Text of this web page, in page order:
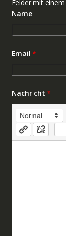
Felder mit einem
Name
Email *
Nachricht *